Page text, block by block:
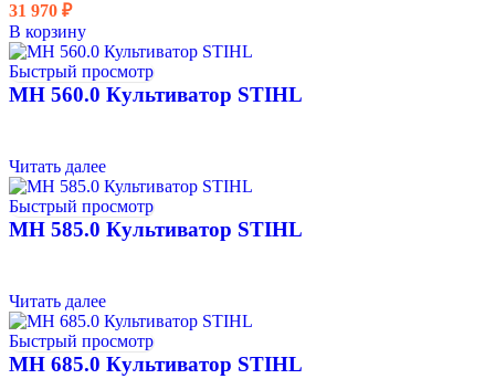
31 970 ₽
В корзину
Быстрый просмотр
MH 560.0 Культиватор STIHL
Читать далее
Быстрый просмотр
MH 585.0 Культиватор STIHL
Читать далее
Быстрый просмотр
MH 685.0 Культиватор STIHL